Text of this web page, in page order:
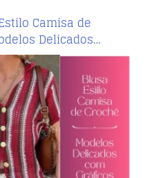
Camisa de
Delicados…